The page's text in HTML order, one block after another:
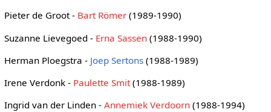
Pieter de Groot - Bart Römer(1989-1990)
Suzanne Lievegoed - Erna Sassen(1988-1990)
Herman Ploegstra - Joep Sertons(1988-1989)
Irene Verdonk - Paulette Smit(1988-1989)
Ingrid van der Linden - Annemiek Verdoorn(1988-1994)